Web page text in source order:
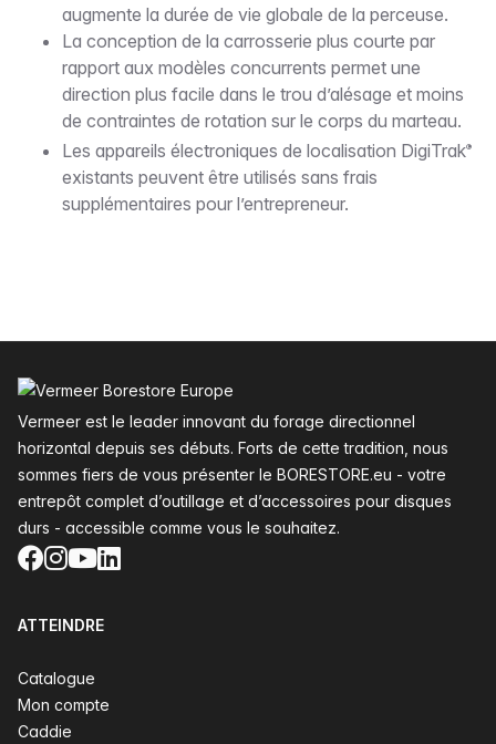
augmente la durée de vie globale de la perceuse.
La conception de la carrosserie plus courte par
rapport aux modèles concurrents permet une
direction plus facile dans le trou d’alésage et moins
de contraintes de rotation sur le corps du marteau.
Les appareils électroniques de localisation DigiTrak®
existants peuvent être utilisés sans frais
supplémentaires pour l’entrepreneur.
Vermeer est le leader innovant du forage directionnel
horizontal depuis ses débuts. Forts de cette tradition, nous
sommes fiers de vous présenter le BORESTORE.eu - votre
entrepôt complet d’outillage et d’accessoires pour disques
durs - accessible comme vous le souhaitez.
Facebook
Instagram
YouTube
LinkedIn
ATTEINDRE
Catalogue
Mon compte
Caddie